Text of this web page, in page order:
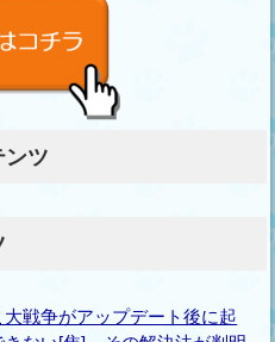
ンツ
大戦争がアップデート後に起